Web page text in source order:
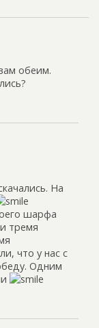
обеим.
На
шарфа
тремя
что у нас с
Одним